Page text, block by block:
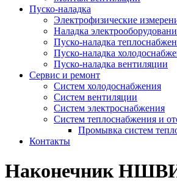
Пуско-наладка
Электрофизические
Наладка
Пуско-наладка
Пуско-наладка
Пуско-наладка вентиляции
Сервис и ремонт
Систем холодоснабжения
Систем вентиляции
Систем электроснабжения
Систем теплоснабжения и
Промывка систем
Контакты
Наконечник